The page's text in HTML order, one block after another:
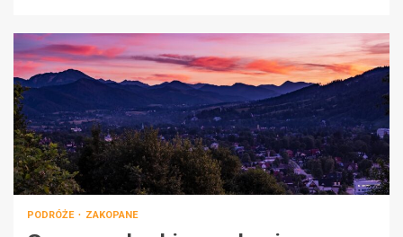
PODRÓŻE ZAKOPANE